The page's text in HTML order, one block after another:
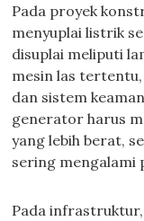
Pada proyek
menyuplai listrik
disuplai meliputi
mesin las
dan sistem
generator harus
yang lebih berat,
sering mengalami
Pada